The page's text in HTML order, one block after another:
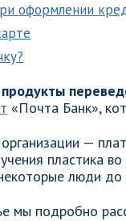
оформлении
«Почта Банк»,
—
пластика
люди до
мы подробно